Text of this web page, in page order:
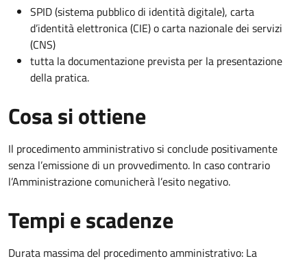
SPID (sistema pubblico di identità digitale), carta
d’identità elettronica (CIE) o carta nazionale dei servizi
(CNS)
tutta la documentazione prevista per la presentazione
della pratica.
Cosa si ottiene
Il procedimento amministrativo si conclude positivamente
senza l’emissione di un provvedimento. In caso contrario
l’Amministrazione comunicherà l’esito negativo.
Tempi e scadenze
Durata massima del procedimento amministrativo: La